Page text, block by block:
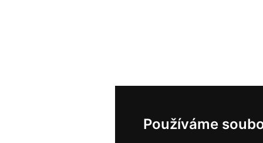
Používáme